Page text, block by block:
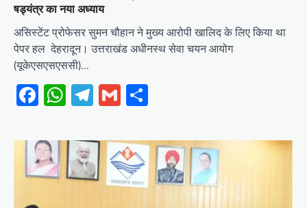
षड्यंत्र का नया अध्याय
असिस्टेंट प्रोफेसर सुमन चौहान ने मुख्य आरोपी खालिद के लिए किया था
पेपर हल देहरादून। उत्तराखंड अधीनस्थ सेवा चयन आयोग
(यूकेएसएसएससी)…
Facebook
WhatsApp
Telegram
Gmail